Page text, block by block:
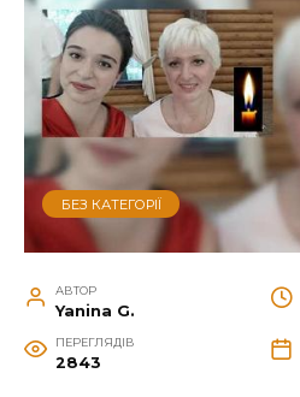
БЕЗ КАТЕГОРІЇ
АВТОР
Yanina G.
ПЕРЕГЛЯДІВ
2843